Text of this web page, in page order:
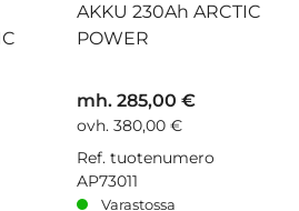
AKKU 230Ah ARCTIC
POWER
mh. 285,00 €
ovh. 380,00 €
Ref. tuotenumero
AP73011
Varastossa